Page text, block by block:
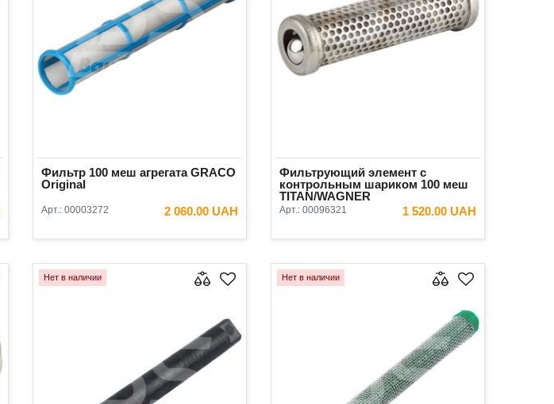
Фильтр 100 меш агрегата GRACO
Original
Арт.: 00003272 2 060.00 UAH
В КОРЗИНУ
Фильтрующий элемент с
контрольным шариком 100 меш
TITAN/WAGNER
Арт.: 00096321 1 520.00 UAH
В КОРЗИНУ
Нет в наличии Нет в наличии